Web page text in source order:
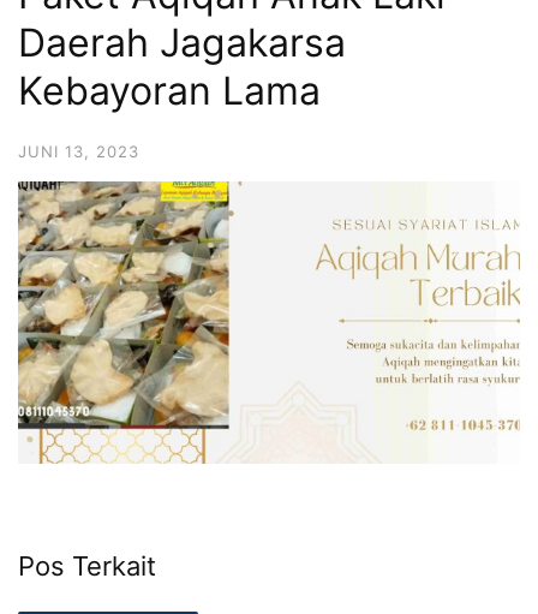
6713
Daerah Jagakarsa
Kebayoran Lama
JUNI 13, 2023
Pos Terkait